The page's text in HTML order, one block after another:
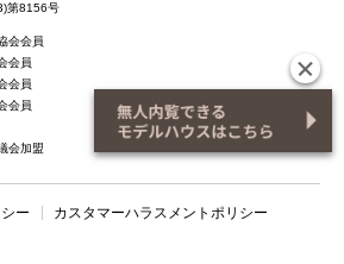
第8156号
会会員
会員
会員
会員
会加盟
ー カスタマーハラスメントポリシー